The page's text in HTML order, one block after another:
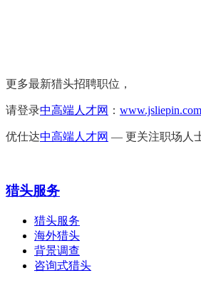
更多最新猎头招聘职位，
请登录中高端人才网 ： www.jsliepin.com
优仕达中高端人才网 — 更关注职场人
猎头服务
猎头服务
海外猎头
背景调查
咨询式猎头